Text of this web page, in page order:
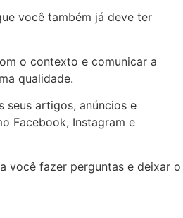
você também já deve ter
o contexto e comunicar a
qualidade.
seus artigos, anúncios e
Facebook, Instagram e
você fazer perguntas e deixar o